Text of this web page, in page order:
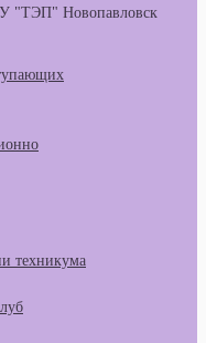
"ТЭП" Новопавловск
техникума